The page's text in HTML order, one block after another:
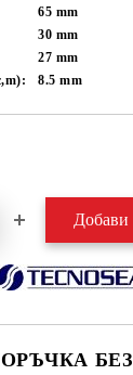
65 mm
30 mm
27 mm
8.5mm
БЕЗ